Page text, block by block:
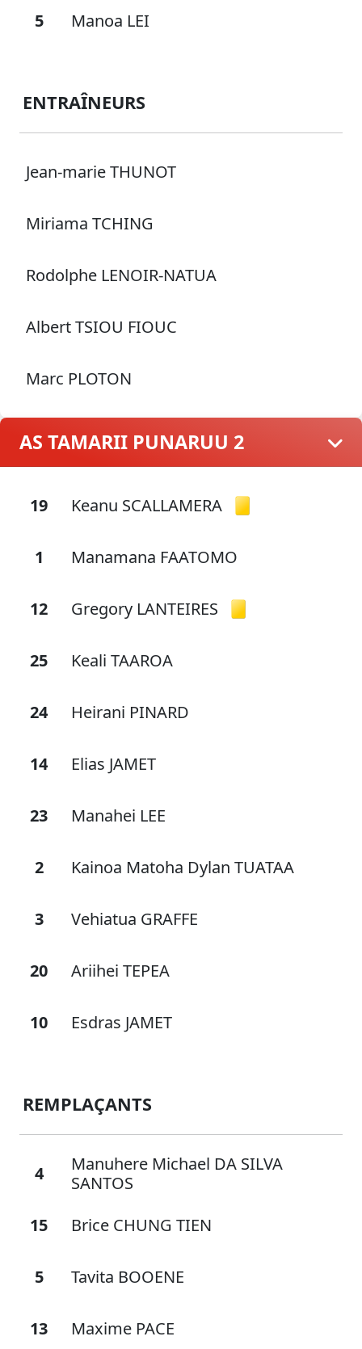
5 Manoa LEI
ENTRAÎNEURS
Jean-marie THUNOT
Miriama TCHING
Rodolphe LENOIR-NATUA
Albert TSIOU FIOUC
Marc PLOTON
AS TAMARII PUNARUU 2
19 Keanu SCALLAMERA
1 Manamana FAATOMO
12 Gregory LANTEIRES
25 Keali TAAROA
24 Heirani PINARD
14 Elias JAMET
23 Manahei LEE
2 Kainoa Matoha Dylan TUATAA
3 Vehiatua GRAFFE
20 Ariihei TEPEA
10 Esdras JAMET
REMPLAÇANTS
4
Manuhere Michael DA SILVA
SANTOS
15
Brice CHUNG TIEN
5 Tavita BOOENE
13 Maxime PACE